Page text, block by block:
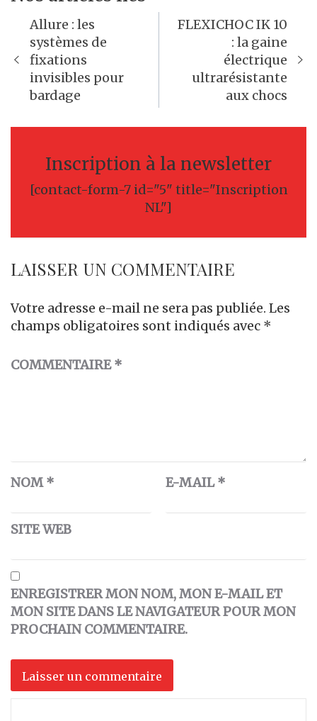
Navigation
de
l’article
Allure : les
systèmes de
fixations
invisibles pour
bardage
FLEXICHOC IK 10
: la gaine
électrique
ultrarésistante
aux chocs
Inscription à la newsletter
[contact-form-7 id="5" title="Inscription
NL"]
LAISSER UN COMMENTAIRE
Votre adresse e-mail ne sera pas publiée. Les
champs obligatoires sont indiqués avec *
COMMENTAIRE*
NOM* E-MAIL*
SITE WEB
ENREGISTRER MON NOM, MON E-MAIL ET
MON SITE DANS LE NAVIGATEUR POUR MON
PROCHAIN COMMENTAIRE.